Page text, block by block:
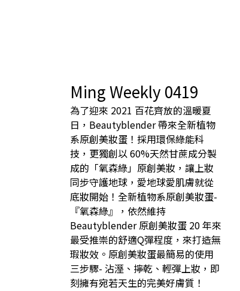
Ming Weekly 0419
為了迎來 2021 百花齊放的溫暖夏
日，Beautyblender 帶來全新植物
系原創美妝蛋！採用環保綠能科
技，更獨創以 60%天然甘蔗成分製
成的「氧森綠」原創美妝，讓上妝
同步守護地球，愛地球愛肌膚就從
底妝開始！全新植物系原創美妝蛋-
『氧森綠』，依然維持
Beautyblender 原創美妝蛋 20 年來
最受推崇的舒適Q彈程度，來打造無
瑕妝效。原創美妝蛋最簡易的使用
三步驟- 沾溼、擰乾、輕彈上妝，即
刻擁有宛若天生的完美好膚質！